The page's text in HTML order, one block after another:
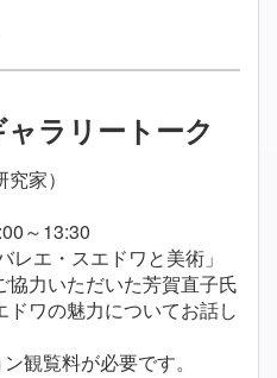
ャラリートーク
家）
～13:30
エ・スエドワと美術」
力いただいた芳賀直子氏
ワの魅力についてお話し
観覧料が必要です。